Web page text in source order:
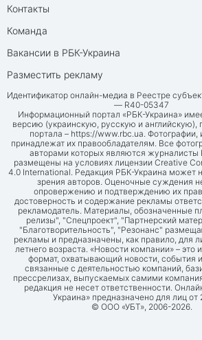
Контакты
Команда
Вакансии в РБК-Украина
Разместить рекламу
Идентификатор онлайн-медиа в Реестре
— R40-05347
Информационный портал «РБК-Украина»
версию (украинскую, русскую и английскую),
портала – https://www.rbc.ua. Фотографии,
принадлежат их правообладателям. Все
авторами которых являются журналисты
размещены на условиях лицензии Creative
4.0 International. Редакция РБК-Украина может
зрения авторов. Оценочные суждения
опровержению и подтверждению их
достоверность и содержание рекламы
рекламодатель. Материалы, обозначенные
релизы", "Спецпроект", "Партнерский
"Благотворительность", "Резонанс"
рекламы и предназначены, как правило, для
летнего возраста. «Новости компании» –
формат, охватывающий новости, события
связанные с деятельностью компаний,
прессрелизах, выпускаемых самими
редакция не несет ответственности.
Украина» предназначено для лиц от
© ООО «УБТ», 2006-2026.